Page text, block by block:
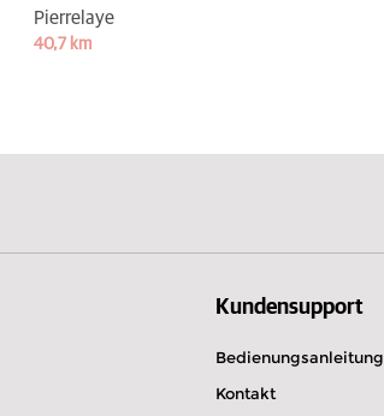
Pierrelaye
40,7 km
Kundensupport
Bedienungsanleitung
Kontakt